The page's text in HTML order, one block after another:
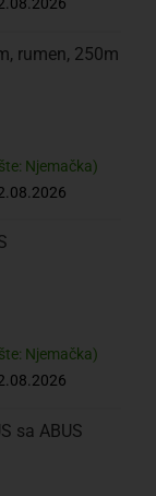
rumen, 250m
Njemačka)
Njemačka)
sa ABUS